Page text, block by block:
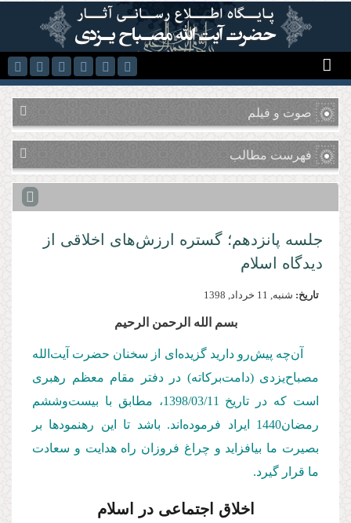
رفتن به محتوای اصلی
صوت و فیلم
فهرست مطالب
جلسه پانزدهم؛ گستره ارزش‌های اخلاقی از
دیدگاه اسلام
تاریخ: شنبه, 11 خرداد, 1398
بسم الله الرحمن الرحیم
آن‌چه پیش‌رو دارید گزیده‌ای از سخنان حضرت آیت‌الله
مصباح‌یزدی (دامت‌بركاته) در دفتر مقام معظم رهبری
است كه در تاریخ 1398/03/11، مطابق با بیست‌و‌ششم
رمضان1440 ایراد فرموده‌اند. باشد تا این رهنمودها بر
بصیرت ما بیافزاید و چراغ فروزان راه هدایت و سعادت
ما قرار گیرد.
اخلاق اجتماعی در اسلام